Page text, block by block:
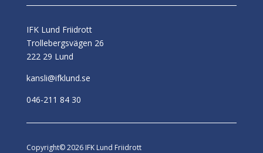
IFK Lund Friidrott
Trollebergsvägen 26
222 29 Lund
kansli@ifklund.se
046-211 84 30
Copyright© 2026 IFK Lund Friidrott